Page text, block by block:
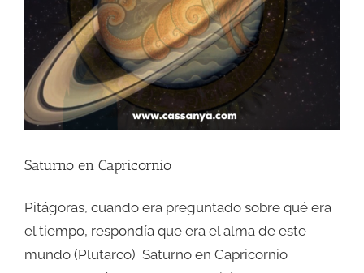
Saturno en Capricornio
Pitágoras, cuando era preguntado sobre qué era el tiempo, respondía que era el alma de este mundo (Plutarco) Saturno en Capricornio permanecerá desde el 20 de diciembre de 2017 hasta diciembre de 2020, aunque antes de que finalice ese plazo hará una incursión por unos meses en el signo de Acuario. De modo que, en total, permanecerá en Capricornio unos dos años y medio. Al ser precisamente el planeta que rige a Capricornio, signo y planeta se refuerzan en sus significados. Se trata de un tránsito que se produce tan solo una vez cada treinta años aproximadamente, por lo que es muy importante, tanto para la vida social y política, es decir, para la historia, como para los asuntos personales de todos, puesto que ese tránsito tendrá importantes implicaciones para todos los signos. Además, hace que este Solsticio de 2017 sea sumamente especial, dada la conjunción del Sol y Saturno en Capricornio, justo a la entrada del signo. Acontecimientos astrales tan importantes como este son momentos que debemos aprovechar. En esta ocasión, se trata de tomar conciencia de las cosas que realmente son importantes para cada uno de nosotros y asumir el compromiso de trabajar por ellas. ¿Lo harás? Recuerda que Saturno es el dios del tiempo. LOS INFLUJOS DE SATURNO DURANTE SU PASO POR CAPRICORNIO Saturno, el planeta más lejano visible a simple vista, señala una barrera que no se puede transgredir y que marca un límite entre lo racional y lo irracional, entre lo sostenible y lo insostenible, entre la cordura y el descontrol… Crecer es sano, traspasar los límites para ir a explorar más allá, también. Pero Saturno es el guardián del umbral, y solo nos dejará hacer bien ese viaje si pagamos el peaje que exige: responsabilidad, sentido del deber, administración de recursos, hacer bien las cosas… Hagamos las cosas bien, y él nos dejará hacer el viaje en paz. En cambio, si pasamos ese umbral –da igual en el ámbito privado que en el público-, pasando de Saturno y creemos estar a salvo, vamos listos: su guadaña es larga y afilada; la ley del karma es suya; el tiempo, que todo lo pone en su sitio, también. Buena alegoría de ello es el famoso cuadro de Saturno devorando a sus hijos, del genial Rubens, que se puede contemplar en el Museo del Prado. En cuanto a su influencia sobre los signos zodiacales, al irse de Sagitario, supondrá un alivio de la presión o la responsabilidad para los signos Mutables (Géminis, Virgo, Sagitario y Piscis), que recibían sus influjos durante estos dos años atrás. En cambio, a partir de ahora, y durante estos dos próximos años, serán los signos Cardinales (Aries, Cáncer, Libra y Capricornio) quienes deban aprender nuevas lecciones de responsabilidad, sacrifico o esfuerzo. En el ANUARIO CASSANYA 2018-19, es importante leer el capítulo general de los Planetas, antes de entrar a tratar signo a signo y mes a mes. Un capítulo que dice esto respecto a este histórico tránsito de Saturno en Capricornio: Saturno entra en Capricornio los últimos días del 2017. Hace unos treinta años que no pasaba por este signo, y ahí permanecerá algo más de dos años. Sus influjos serán más importantes para los signos Cardinales (Aries, Cáncer, Libra y Capricornio). Actuará con especial intensidad sobre el primer decanato, por donde transitará durante todo el año 2018. Estos son los signos que ahora deben hacer un esfuerzo extra para reorganizar sus vidas. Será el momento de tomar importantes decisiones. Saturno suele apremiar sobre puntos que fallan en las estructuras vitales del momento, y generalmente son los asuntos familiares o de vivienda, la profesión y la salud los que muestran sus grietas y denuncian los puntos en los que se debe hacer un esfuerzo especial. Obliga a actuar con responsabilidad y paciencia hasta reparar lo que haga falta o hasta conseguir solidificar las estructuras necesarias para volver a tener más seguridad o estabilidad. Este planeta conlleva responsabilidades extra, sacrificio, trabajo, disciplina y retrasos en proyectos, fechas, plazos, etc. Incluso sentimientos de soledad o de que el tiempo se echa encima, como si el tiempo apremiara para algo o se hubiera pasado el tiempo para ciertas cosas. También es el momento de rendir cuentas por errores pasados, porque la ley del Karma está muy relacionada con el planeta de los anillos. Si hacemos caso omiso a Saturno, la vida se hace más gris, negativa, crítica, llena de obstáculos que parecen insalvables, demoras, depresión, sensación de impotencia, de soledad, de vejez… y pueden surgir los problemas en los cuatro ámbitos citados en el anterior párrafo que, en definitiva, constituyen los pilares de la existencia humana. En cambio, si se actúa con responsabilidad, conciencia, coherencia y sentido del deber –imprescindibles ante tránsitos de esta naturaleza-, aún en medio de la sensación de pesadez, sacrificio o esfuerzo, Saturno ayudará a crear unas estructuras más sólidas, a entender que uno está aprendiendo a manejar los tiempos y las circunstancias y a gozar de una secreta sensación de firmeza, serenidad o sabiduría. ASÍ INFLUIRÁ EN CADA SIGNO Saturno en Capricornio tendrá importantes influencias para todos los signos zodiacales. Vamos a ver signo por signo cómo influirá Saturno durante estos más de dos años próximos, pero conviene ser conscientes de que algunos de estos influjos se irán modulando o intensificando según el mes. Para tener una guía completa y una previsión de las tendencias mensuales, el ANUARIO CASSANYA 2018-19 está en los quioscos y también disponible en formato digital en esta web. En resumen, actuará así sobre cada signo: ARIES Saturno en tu casa diez señala una etapa crucial para tus aspiraciones profesionales y sociales que puede cambiar tu destino. Es tiempo de compromisos, un gran paso a la madurez, donde la noción del paso del tiempo será clave. Etapa de nuevas responsabilidades, ante las que vas a tener que tomar decisiones que no serán fáciles. Notarás presión, pero es momento de asumir tu grado de experiencia o demostrar de qué eres capaz. Estas tendencias también se darán en las relaciones con padres, jefes, profesores o personas de autoridad. Si lo enfocas bien, será la ocasión de asumir puestos de responsabilidad o de adquirir más galones. De dar una nueva estructura y misión para tu futuro. De lo contrario, podría ser el final de una etapa o la sensación de verte tristemente sobrepasado por las circunstancias. TAURO Saturno en tu casa nueve señala un tiempo decisivo para cambiar tu filosofía de la vida, así como para estudios o viajes. Tu visión más trascendente y profunda. Tus creencias o convicciones más profundas cambiarán, y convendrá ser consciente de hacia dónde se orienta tu filosofía de vida. Bien aprovechado, será un tiempo favorable para lograr coherencia y crecimiento intelectual y espiritual. De lo contrario, puede señalar una larga etapa de aletargamiento, cerrazón o escepticismo que limite tu capacidad de interpretar el mundo que te rodea. GÉMINIS Saturno deja de hacer oposición a tu signo para entrar en tu casa ocho. Será un periodo de profunda reorganización para tus finanzas y recursos compartidos, tanto en el ámbito personal (pareja, socios, etc.) como con organismos. Es hora de formular un nuevo reparto en cuanto a derechos y deberes. De revisar deudas, sean tuyas o de lo que se te deba a ti. Un tiempo para dar una nueva estructura a herencias, seguros, hipotecas, relaciones con bancos, becas, etc. Además, será cuestión de abordar la salud desde otra perspectiva. Hay cosas que el tiempo obliga a afrontar, y será mejor no hacer caso omiso. CÁNCER Saturno entra en tu casa siete, donde será decisivo para tus relaciones personales más estrechas, como puede ser la pareja, sociedades, contratos... De algún modo, llega la hora de la verdad. Bien enfocado, será tiempo de asumir importantes compromisos, contratos, etc. Una etapa para dar un paso más en el papel de madurez de cara a las relaciones sociales. En cambio, mal enfocado, podría suponer un tiempo de frialdad, distanciamiento, amargura o incluso un fin de ciclo en tus relaciones personales. LEO Saturno entra en tu casa seis. Será una etapa trascendental para tu situación laboral y tu salud, en la que deberás efectuar profundos reajustes y actuar con disciplina y perseverancia. Bien enfocado, será un tiempo para establecer nuevos hábitos y poner más orden en tu vida. De lo contrario, podrías sentir que la presión te sobrepasa, estrés o cansancio, tanto en el ámbito de la salud como en el trabajo, que ahora se influenciarán mutuamente como nunca. Tiempo de revisar tu estilo de vida. VIRGO Saturno deja de formar aspectos de tensión con tu signo y entra en tu quinta casa. Una etapa que pondrá a prueba tus capacidades creativas y tu posibilidad de aprender cosas nuevas o reinventarte. Tiempo en el que deberás comprometerte a desarrollar nuevas habilidades. Si lo haces bien, será la ocasión de invertir en ti, de crecer en el ámbito profesional o empresarial. De lo contrario, podrías sentir frustración o bloqueos para tu propia realización. Las relaciones sentimentales y sexuales también andarán en la misma tesitura. Además, será un periodo de asumir nuevas responsabilidades con los hijos. LIBRA Saturno en tu casa cuatro. Un tiempo abocado a grandes responsabilidades en el ámbito de la familia, la vivienda y la vida íntima, que deberás saber asumir. Bien enfocado, será la oportunidad de dar un nuevo orden y sentido a estas cuestiones, ganando seguridad y cerrando, además, capítulos del pasado o viejas heridas. De lo contrario, podrá ser una etapa triste, donde la sensación de fracaso, frialdad, rigor o crítica hagan una atmósfera difícil de respirar. Un tiempo que podría dinamitar toda posibilidad de bienestar y paz en el hogar. ESCORPIO Saturno en tu casa tres. Una etapa trascendental para viajes, estudios y cambios en tu forma de comunicarte. Enfoca tu mirada hacia cosas de valor, pero evita la visión crítica. Bien enfocado, será momento de aprender cosas muy importantes